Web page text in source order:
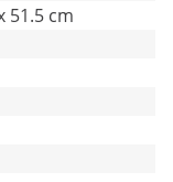
51.5 cm